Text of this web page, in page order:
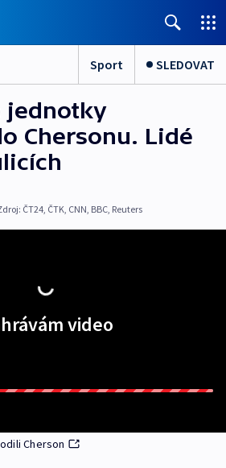
Sport SLEDOVAT
jednotky
Chersonu. Lidé
ČT24, ČTK, CNN, BBC, Reuters
video
Cherson